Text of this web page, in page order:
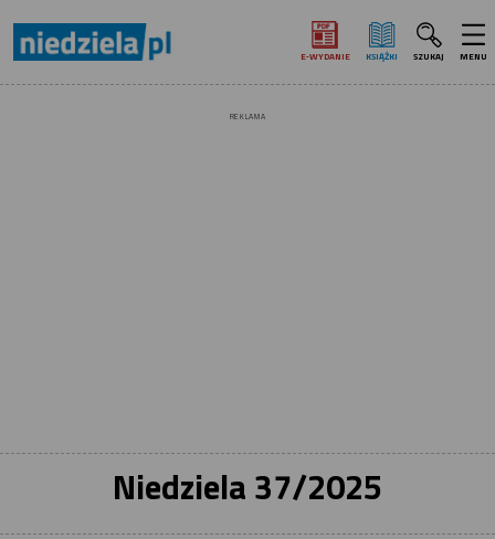
E‑WYDANIE KSIĄŻKI SZUKAJ MENU
REKLAMA
Niedziela 37/2025